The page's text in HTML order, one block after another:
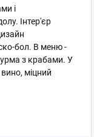
і
Інтер'єр
бол. В меню -
з крабами. У
міцний